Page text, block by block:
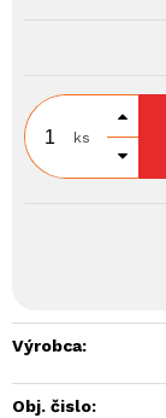
ks
Výrobca:
Obj. čislo: